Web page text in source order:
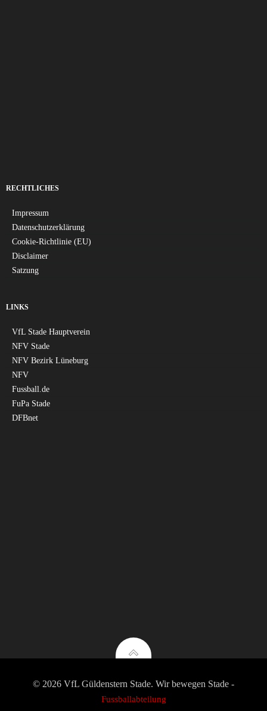
RECHTLICHES
Impressum
Datenschutzerklärung
Cookie-Richtlinie (EU)
Disclaimer
Satzung
LINKS
VfL Stade Hauptverein
NFV Stade
NFV Bezirk Lüneburg
NFV
Fussball.de
FuPa Stade
DFBnet
© 2026 VfL Güldenstern Stade. Wir bewegen Stade -
Fussballabteilung